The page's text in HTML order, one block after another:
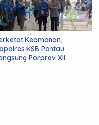
Keamanan,
KSB Pantau
Porprov XII